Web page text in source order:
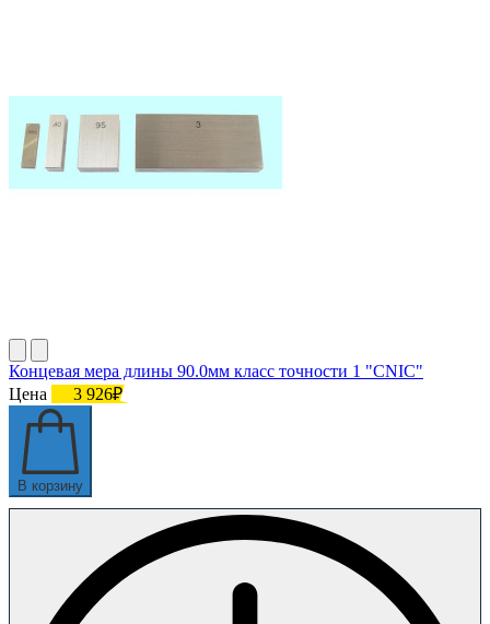
Концевая мера длины 90.0мм класс точности 1 "CNIC"
Цена
3 926₽
В корзину